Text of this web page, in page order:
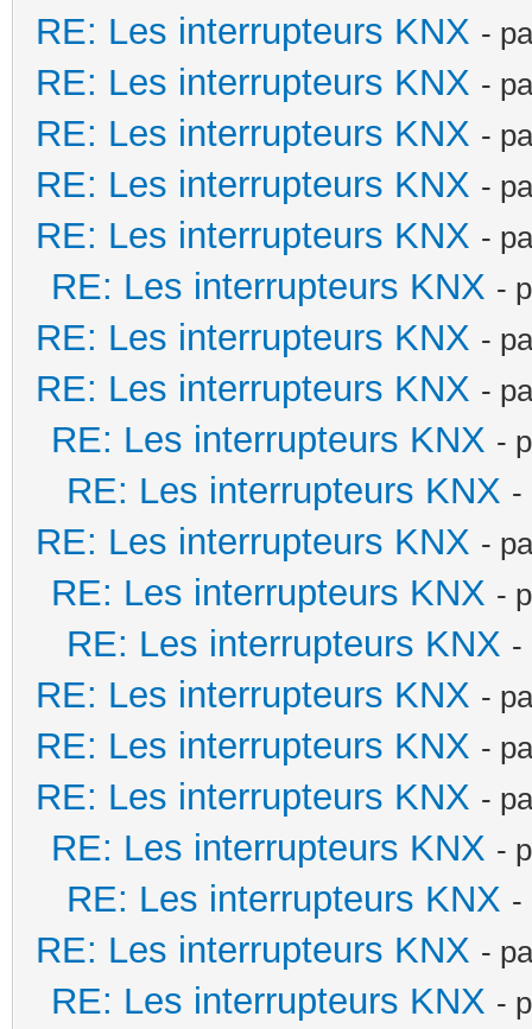
RE: Les interrupteurs KNX -
RE: Les interrupteurs KNX -
RE: Les interrupteurs KNX -
RE: Les interrupteurs KNX -
RE: Les interrupteurs KNX -
RE: Les interrupteurs KNX -
RE: Les interrupteurs KNX -
RE: Les interrupteurs KNX -
RE: Les interrupteurs KNX -
RE: Les interrupteurs KNX -
RE: Les interrupteurs KNX -
RE: Les interrupteurs KNX -
RE: Les interrupteurs KNX -
RE: Les interrupteurs KNX -
RE: Les interrupteurs KNX -
RE: Les interrupteurs KNX -
RE: Les interrupteurs KNX -
RE: Les interrupteurs KNX -
RE: Les interrupteurs KNX -
RE: Les interrupteurs KNX -